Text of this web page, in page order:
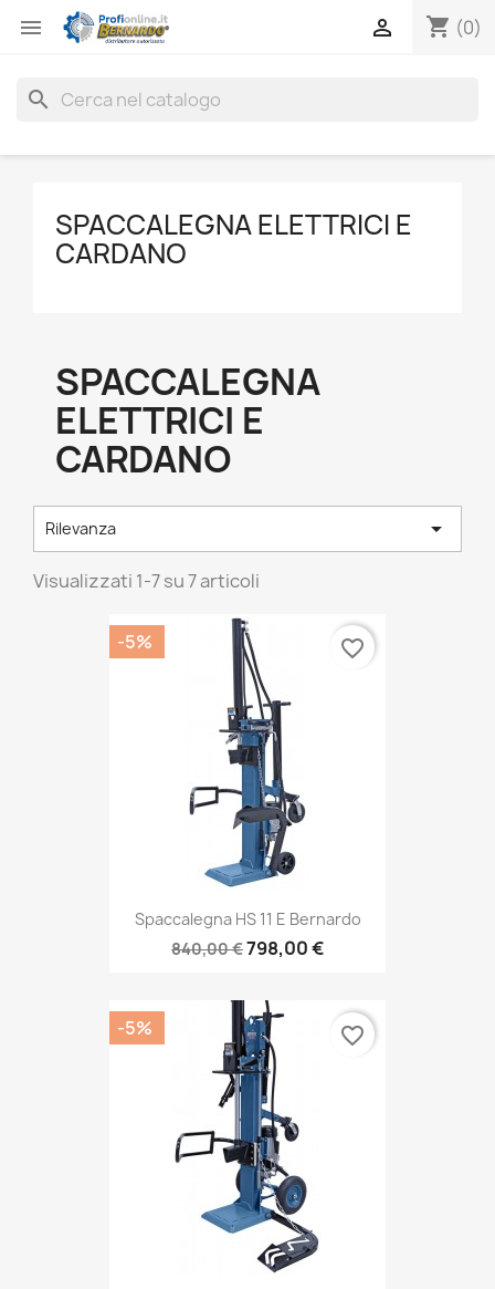
 shopping_cart (0)

search
SPACCALEGNA ELETTRICI E
CARDANO
SPACCALEGNA
ELETTRICI E
CARDANO
Rilevanza 
Visualizzati 1-7 su 7 articoli
Spaccalegna HS 11 E Bernardo
840,00 €798,00 €
-5% favorite_border
-5% favorite_border